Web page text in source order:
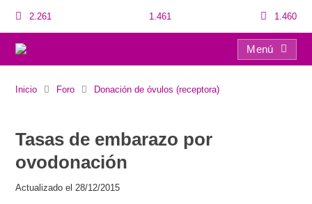
2.261 1.461 1.460
Menú
Inicio Foro Donación de óvulos (receptora)
Tasas de embarazo por
ovodonación
Actualizado el 28/12/2015